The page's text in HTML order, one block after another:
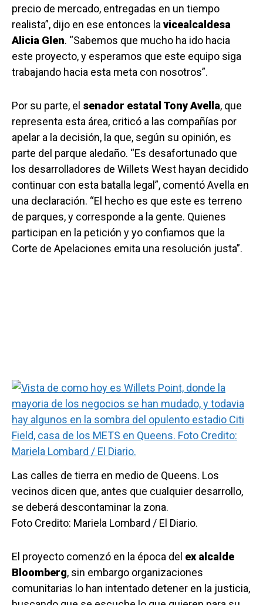
precio de mercado, entregadas en un tiempo
realista”, dijo en ese entonces lavicealcaldesa
Alicia Glen. “Sabemos que mucho ha ido hacia
este proyecto, y esperamos que este equipo siga
trabajando hacia esta meta con nosotros”.
Por su parte, el senador estatal Tony Avella, que
representa esta área, criticó a las compañías por
apelar a la decisión, la que, según su opinión, es
parte del parque aledaño. “Es desafortunado que
los desarrolladores de Willets West hayan decidido
continuar con esta batalla legal”, comentó Avella en
una declaración. “El hecho es que este es terreno
de parques, y corresponde a la gente. Quienes
participan en la petición y yo confiamos que la
Corte de Apelaciones emita una resolución justa”.
Las calles de tierra en medio de Queens. Los
vecinos dicen que, antes que cualquier desarrollo,
se deberá descontaminar la zona.
Foto Credito: Mariela Lombard / El Diario.
El proyecto comenzó en la época del ex alcalde
Bloomberg, sin embargo organizaciones
comunitarias lo han intentado detener en la justicia,